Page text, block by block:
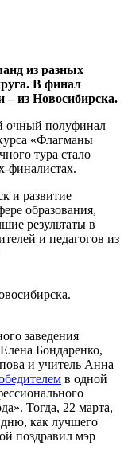
из разных
В финал
– из Новосибирска.
очный полуфинал
«Флагманы
тура стало
финалистах.
и развитие
образования,
результаты в
и педагогов из
заведения
Бондаренко,
и учитель Анна
в одной
Тогда, 22 марта,
как лучшего
поздравил мэр